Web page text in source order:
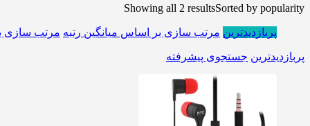
Showing all 2 resultsSorted by popularity
پربازدیدترین مرتب سازی بر اساس میانگین رتبه مرتب سازی
پربازدیدترین جستجوی پیشرفته